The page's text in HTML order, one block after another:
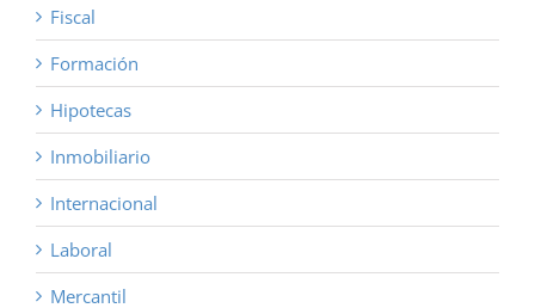
Fiscal
Formación
Hipotecas
Inmobiliario
Internacional
Laboral
Mercantil